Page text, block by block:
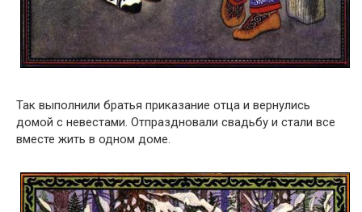
Так выполнили братья приказание отца и вернулись
домой с невестами. Отпраздновали свадьбу и стали все
вместе жить в одном доме.